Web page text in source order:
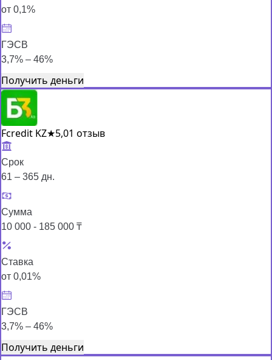
от 0,1%
ГЭСВ
3,7% – 46%
Получить деньги
Fcredit KZ★5,01 отзыв
Срок
61 – 365 дн.
Сумма
10 000 - 185 000 ₸
Ставка
от 0,01%
ГЭСВ
3,7% – 46%
Получить деньги